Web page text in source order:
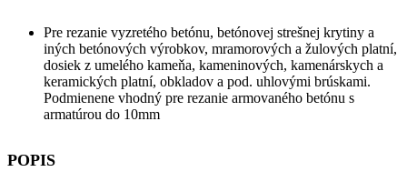
Pre rezanie vyzretého betónu, betónovej strešnej krytiny a
iných betónových výrobkov, mramorových a žulových platní,
dosiek z umelého kameňa, kameninových, kamenárskych a
keramických platní, obkladov a pod. uhlovými brúskami.
Podmienene vhodný pre rezanie armovaného betónu s
armatúrou do 10mm
POPIS